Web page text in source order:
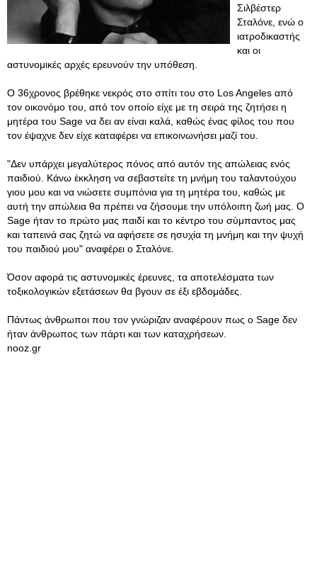
Σιλβέστερ
Σταλόνε, ενώ ο
ιατροδικαστής
και οι
αστυνομικές αρχές ερευνούν την υπόθεση.
Ο 36χρονος βρέθηκε νεκρός στο σπίτι του στο Los Angeles από
τον οικονόμο του, από τον οποίο είχε με τη σειρά της ζητήσει η
μητέρα του Sage να δει αν είναι καλά, καθώς ένας φίλος του που
τον έψαχνε δεν είχε καταφέρει να επικοινωνήσει μαζί του.
"Δεν υπάρχει μεγαλύτερος πόνος από αυτόν της απώλειας ενός
παιδιού. Κάνω έκκληση να σεβαστείτε τη μνήμη του ταλαντούχου
γιου μου και να νιώσετε συμπόνια για τη μητέρα του, καθώς με
αυτή την απώλεια θα πρέπει να ζήσουμε την υπόλοιπη ζωή μας. O
Sage ήταν το πρώτο μας παιδί και το κέντρο του σύμπαντος μας
και ταπεινά σας ζητώ να αφήσετε σε ησυχία τη μνήμη και την ψυχή
του παιδιού μου" αναφέρει ο Σταλόνε.
Όσον αφορά τις αστυνομικές έρευνες, τα αποτελέσματα των
τοξικολογικών εξετάσεων θα βγουν σε έξι εβδομάδες.
Πάντως άνθρωποι που τον γνώριζαν αναφέρουν πως ο Sage δεν
ήταν άνθρωπος των πάρτι και των καταχρήσεων.
nooz.gr